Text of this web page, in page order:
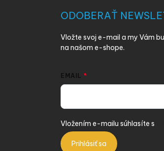
ODOBERAŤ
Vložte svoj e-mail a my Vám
na našom e-shope.
EMAIL
Vložením e-mailu súhlasíte s
Prihlásiť sa